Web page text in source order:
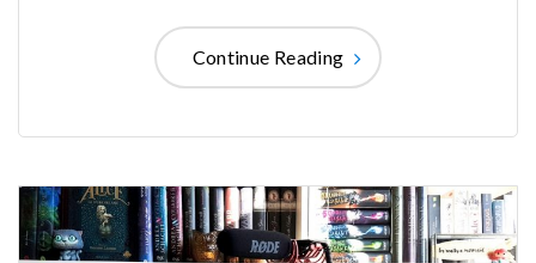
Continue Reading